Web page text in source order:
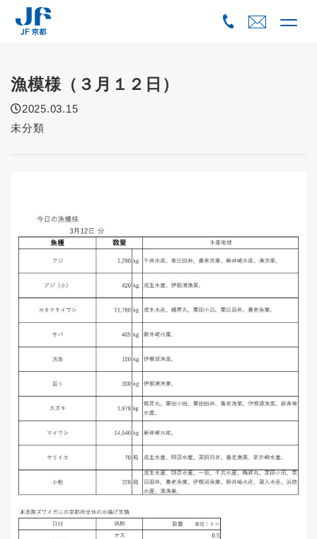
漁模様（３月１２日）
2025.03.15
未分類